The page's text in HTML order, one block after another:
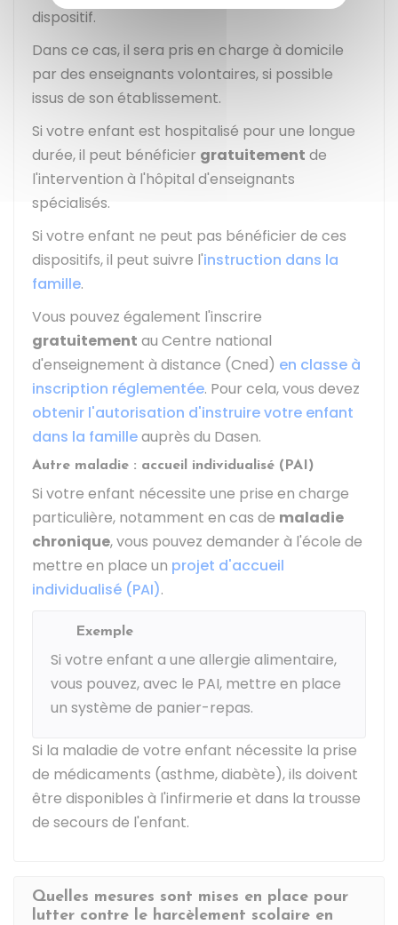
dispositif.
Dans ce cas, il sera pris en charge à domicile
par des enseignants volontaires, si possible
issus de son établissement.
Si votre enfant est hospitalisé pour une longue
durée, il peut bénéficier gratuitement de
l'intervention à l'hôpital d'enseignants
spécialisés.
Si votre enfant ne peut pas bénéficier de ces
dispositifs, il peut suivre l'instruction dans la
famille.
Vous pouvez également l'inscrire
gratuitement au Centre national
d'enseignement à distance (Cned) en classe à
inscription réglementée. Pour cela, vous devez
obtenir l'autorisation d'instruire votre enfant
dans la familleauprès du Dasen.
Autre maladie : accueil individualisé (PAI)
Si votre enfant nécessite une prise en charge
particulière, notamment en cas de maladie
chronique, vous pouvez demander à l'école de
mettre en place un projet d'accueil
individualisé (PAI).
Exemple
Si votre enfant a une allergie alimentaire,
vous pouvez, avec le PAI, mettre en place
un système de panier-repas.
Si la maladie de votre enfant nécessite la prise
de médicaments (asthme, diabète), ils doivent
être disponibles à l'infirmerie et dans la trousse
de secours de l'enfant.
Quelles mesures sont mises en place pour
lutter contre le harcèlement scolaire en